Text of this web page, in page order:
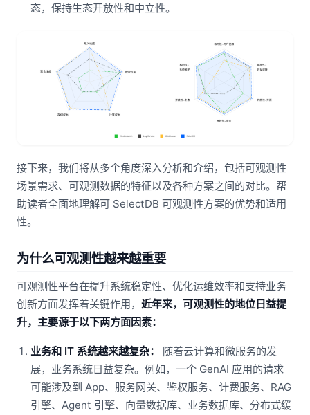
态，保持生态开放性和中立性。
接下来，我们将从多个角度深入分析和介绍，包括可观测性
场景需求、可观测数据的特征以及各种方案之间的对比。帮
助读者全面地理解可 SelectDB 可观测性方案的优势和适用
性。
为什么可观测性越来越重要
可观测性平台在提升系统稳定性、优化运维效率和支持业务
创新方面发挥着关键作用， 近年来，可观测性的地位日益提
升，主要源于以下两方面因素：
业务和 IT 系统越来越复杂：
随着云计算和微服务的发
展，业务系统日益复杂。例如，一个 GenAI 应用的请求
可能涉及到 App、服务网关、鉴权服务、计费服务、RAG
引擎、Agent 引擎、向量数据库、业务数据库、分布式缓